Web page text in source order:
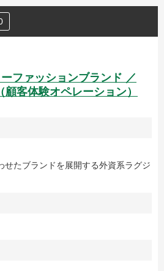
ファッションブランド ／
客体験オペレーション）
せたブランドを展開する外資系ラグジ